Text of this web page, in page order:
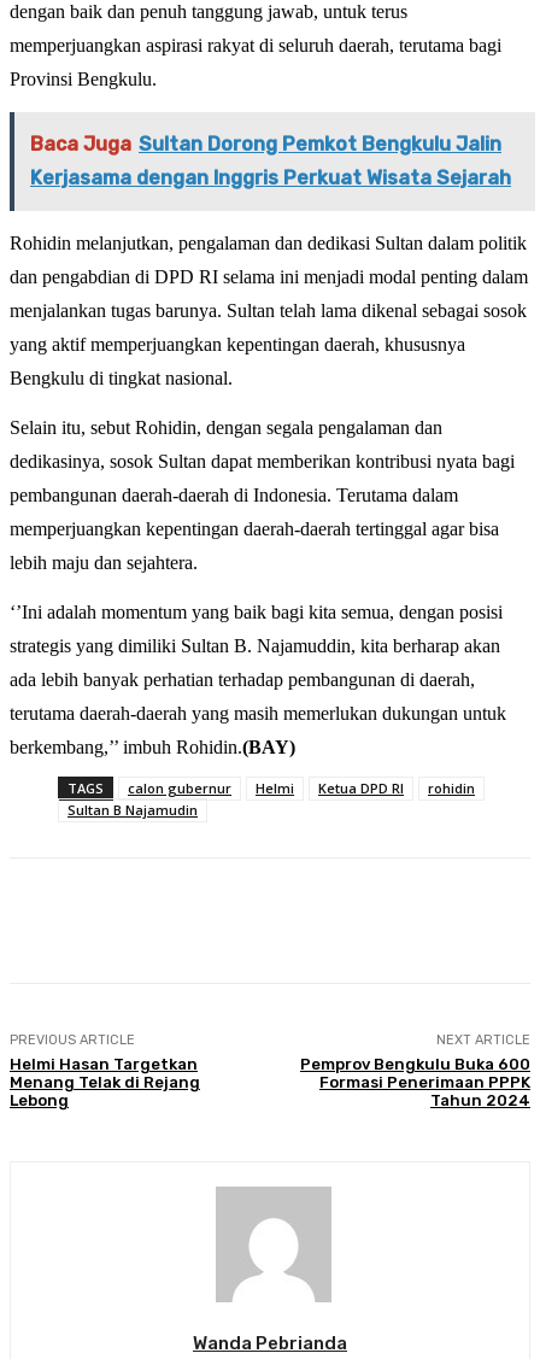
dengan baik dan penuh tanggung jawab, untuk terus
memperjuangkan aspirasi rakyat di seluruh daerah, terutama bagi
Provinsi Bengkulu.
Baca Juga Sultan Dorong Pemkot Bengkulu Jalin
Kerjasama dengan Inggris Perkuat Wisata Sejarah
Rohidin melanjutkan, pengalaman dan dedikasi Sultan dalam politik
dan pengabdian di DPD RI selama ini menjadi modal penting dalam
menjalankan tugas barunya. Sultan telah lama dikenal sebagai sosok
yang aktif memperjuangkan kepentingan daerah, khususnya
Bengkulu di tingkat nasional.
Selain itu, sebut Rohidin, dengan segala pengalaman dan
dedikasinya, sosok Sultan dapat memberikan kontribusi nyata bagi
pembangunan daerah-daerah di Indonesia. Terutama dalam
memperjuangkan kepentingan daerah-daerah tertinggal agar bisa
lebih maju dan sejahtera.
‘’Ini adalah momentum yang baik bagi kita semua, dengan posisi
strategis yang dimiliki Sultan B. Najamuddin, kita berharap akan
ada lebih banyak perhatian terhadap pembangunan di daerah,
terutama daerah-daerah yang masih memerlukan dukungan untuk
berkembang,’’ imbuh Rohidin.(BAY)
TAGS calon gubernur Helmi Ketua DPD RI
rohidin
Sultan B Najamudin
PREVIOUS ARTICLE
Helmi Hasan Targetkan
Menang Telak di Rejang
Lebong
NEXT ARTICLE
Pemprov Bengkulu Buka 600
Formasi Penerimaan PPPK
Tahun 2024
Wanda Pebrianda